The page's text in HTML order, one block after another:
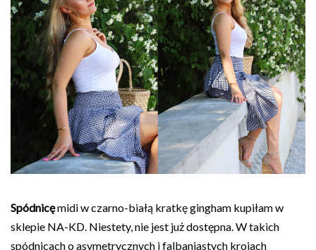
Spódnicęmidi w czarno-białą kratkę gingham kupiłam w
sklepie NA-KD. Niestety, nie jest już dostępna. W takich
spódnicach o asymetrycznych i falbaniastych krojach